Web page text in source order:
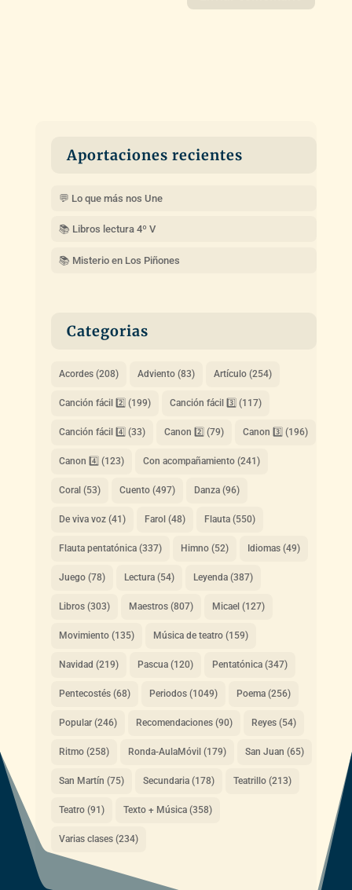
Aportaciones recientes
💬 Lo que más nos Une
📚 Libros lectura 4º V
📚 Misterio en Los Piñones
Categorias
Acordes(208) Adviento(83) Artículo(254)
Canción fácil 2️⃣ (199) Canción fácil 3️⃣ (117)
Canción fácil 4️⃣ (33) Canon 2️⃣ (79) Canon 3️⃣ (196)
Canon 4️⃣ (123) Con acompañamiento(241)
Coral(53) Cuento(497) Danza(96)
De viva voz(41) Farol(48) Flauta(550)
Flauta pentatónica(337) Himno(52) Idiomas(49)
Juego(78) Lectura(54) Leyenda(387)
Libros(303) Maestros(807) Micael(127)
Movimiento(135) Música de teatro(159)
Navidad (219) Pascua(120) Pentatónica(347)
Pentecostés(68) Periodos(1049) Poema(256)
Popular(246) Recomendaciones(90) Reyes(54)
Ritmo(258) Ronda-AulaMóvil(179) San Juan (65)
San Martín (75) Secundaria(178) Teatrillo(213)
Teatro(91) Texto + Música(358)
Varias clases(234)